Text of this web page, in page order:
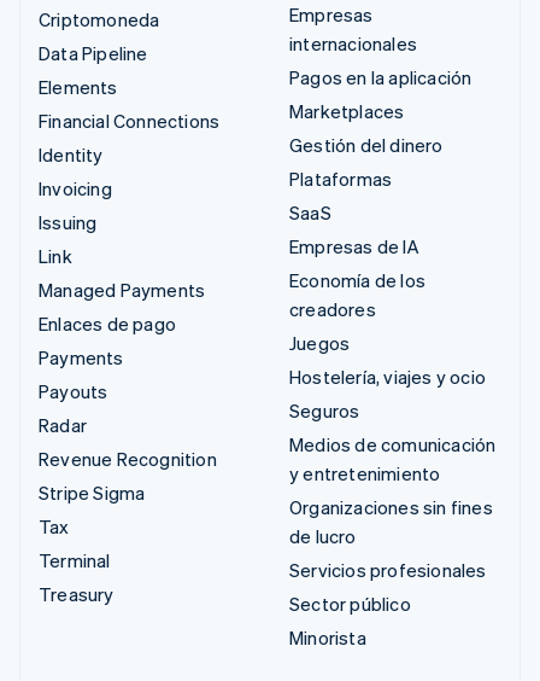
Criptomoneda
Data Pipeline
Elements
Financial Connections
Identity
Invoicing
Issuing
Link
Managed Payments
Enlaces de pago
Payments
Payouts
Radar
Revenue Recognition
Stripe Sigma
Tax
Terminal
Treasury
Empresas
internacionales
Pagos en la aplicación
Marketplaces
Gestión del dinero
Plataformas
SaaS
Empresas de IA
Economía de los
creadores
Juegos
Hostelería, viajes y ocio
Seguros
Medios de comunicación
y entretenimiento
Organizaciones sin fines
de lucro
Servicios profesionales
Sector público
Minorista